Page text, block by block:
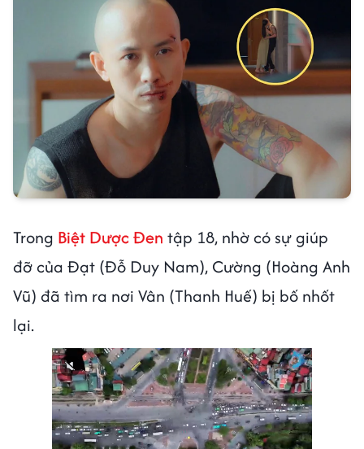
Trong Biệt Dược Đen tập 18, nhờ có sự giúp
đỡ của Đạt (Đỗ Duy Nam), Cường (Hoàng Anh
Vũ) đã tìm ra nơi Vân (Thanh Huế) bị bố nhốt
lại.